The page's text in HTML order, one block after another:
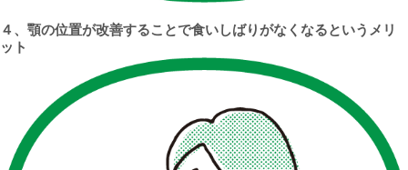
４、顎の位置が改善することで食いしばりがなくなるというメリ
ット